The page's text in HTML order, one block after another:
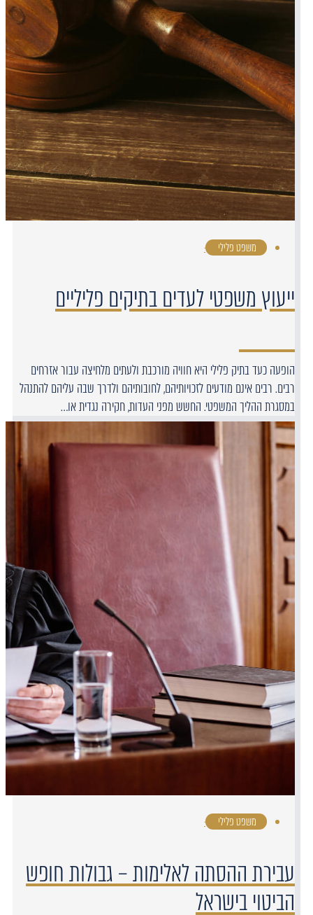
משפט פלילי ·
ייעוץ משפטי לעדים בתיקים פליליים
הופעה כעד בתיק פלילי היא חוויה מורכבת ולעתים מלחיצה עבור אזרחים
רבים. רבים אינם מודעים לזכויותיהם, לחובותיהם ולדרך שבה עליהם להתנהל
במסגרת ההליך המשפטי. החשש מפני העדות, חקירה נגדית או…
משפט פלילי ·
עבירת ההסתה לאלימות – גבולות חופש
הביטוי בישראל